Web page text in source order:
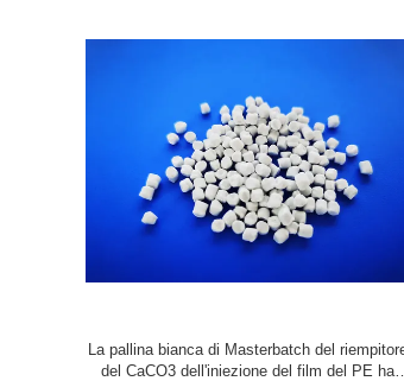
Assorbimento di acqua di Masterbatch del
riempitore del CaCO3 del secchio della pittura